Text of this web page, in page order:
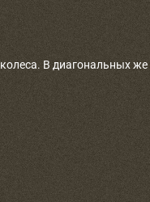
В диагональных